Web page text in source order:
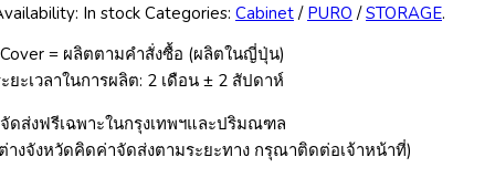
In stock Categories: Cabinet/ PURO /STORAGE.
= ผลิตตามคำสั่งซื้อ (ผลิตในญี่ปุ่น)
ยะเวลาในการผลิต: 2 เดือน ± 2 สัปดาห์
ดส่งฟรีเฉพาะในกรุงเทพฯและปริมณฑล
างจังหวัดคิดค่าจัดส่งตามระยะทาง กรุณาติดต่อเจ้าหน้าที่)